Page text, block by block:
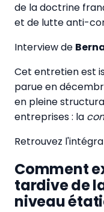
de la doctrine
et de lutte anti-
Interview de
Cet entretien est
parue en
en pleine
entreprises : la
Retrouvez
Comment
tardive de
niveau